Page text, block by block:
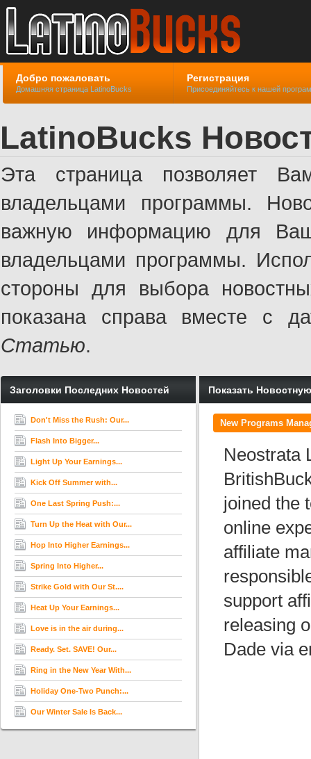
Добро пожаловать
Домашняя страница LatinoBucks
Регистрация
Присоединяйтесь к нашей
LatinoBucks
Эта страница позволяет
владельцами программы.
важную информацию для
владельцами программы.
стороны для выбора
показана справа вместе с
Статью.
Заголовки Последних Новостей
Don't Miss the Rush: Our...
Flash Into Bigger...
Light Up Your Earnings...
Kick Off Summer with...
One Last Spring Push:...
Turn Up the Heat with Our...
Hop Into Higher Earnings...
Spring Into Higher...
Strike Gold with Our St....
Heat Up Your Earnings...
Love is in the air during...
Ready. Set. SAVE! Our...
Ring in the New Year With...
Holiday One-Two Punch:...
Our Winter Sale Is Back...
Показать
New Programs
Neostrata
joined the
online
affiliate
support
releasing
Dade via